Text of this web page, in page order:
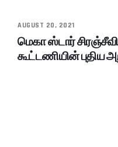
AUGUST 20, 2021
மெகா ஸ்டார்
கூட்டணியின் புதிய